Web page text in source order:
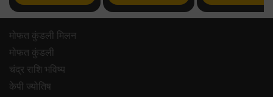
मोफत कुंडली मिलन
मोफत कुंडली
चंद्र राशि भविष्य
केपी ज्योतिष